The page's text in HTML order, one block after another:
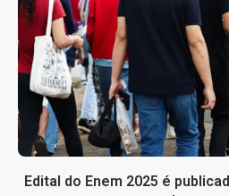
Edital do Enem 2025 é